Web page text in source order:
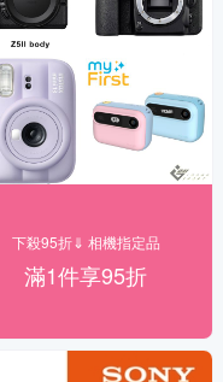
下殺95折⇓ 相機指定品
滿1件享95折